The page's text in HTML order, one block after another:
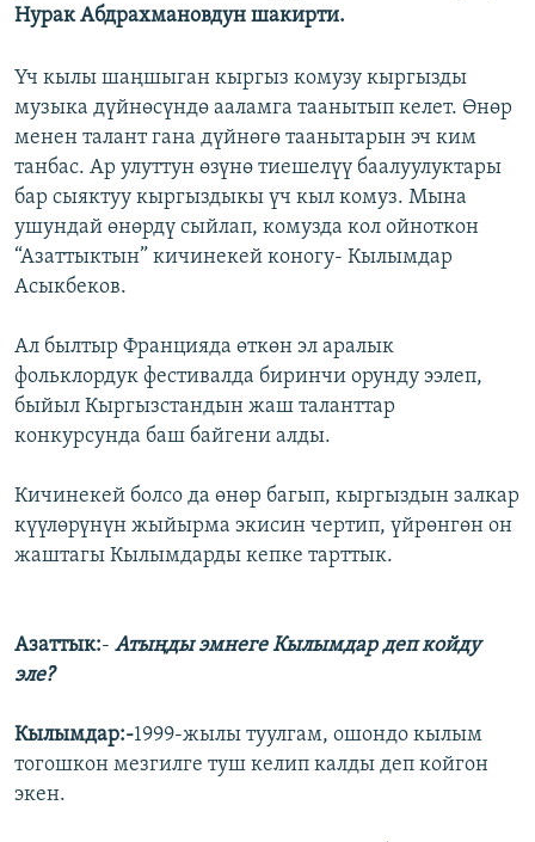
Нурак Абдрахмановдун шакирти.
Үч кылы шаңшыган кыргыз комузу кыргызды
музыка дүйнөсүндө ааламга таанытып келет. Өнөр
менен талант гана дүйнөгө таанытарын эч ким
танбас. Ар улуттун өзүнө тиешелүү баалуулуктары
бар сыяктуу кыргыздыкы үч кыл комуз. Мына
ушундай өнөрдү сыйлап, комузда кол ойноткон
“Азаттыктын” кичинекей коногу- Кылымдар
Асыкбеков.
Ал былтыр Францияда өткөн эл аралык
фольклордук фестивалда биринчи орунду ээлеп,
быйыл Кыргызстандын жаш таланттар
конкурсунда баш байгени алды.
Кичинекей болсо да өнөр багып, кыргыздын залкар
күүлөрүнүн жыйырма экисин чертип, үйрөнгөн он
жаштагы Кылымдарды кепке тарттык.
Азаттык:- Атыңды эмнеге Кылымдар деп койду
эле?
Кылымдар:-1999-жылы туулгам, ошондо кылым
тогошкон мезгилге туш келип калды деп койгон
экен.